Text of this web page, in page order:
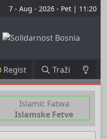
7 - Aug - 2026 - Pet | 11:20
Regist Traži
Islamic Fatwa
Islamske Fetve